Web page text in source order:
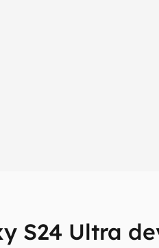
S24 Ultra